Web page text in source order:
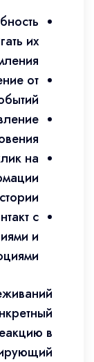
их
от
на
с
и
в